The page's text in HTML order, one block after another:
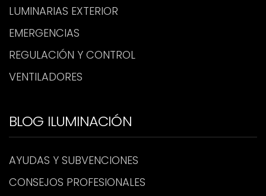
LUMINARIAS EXTERIOR
EMERGENCIAS
REGULACIÓN Y CONTROL
VENTILADORES
BLOG ILUMINACIÓN
AYUDAS Y SUBVENCIONES
CONSEJOS PROFESIONALES